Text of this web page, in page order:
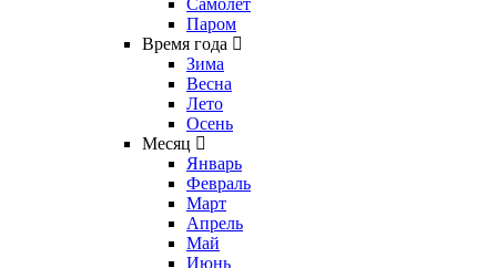
Самолёт
Паром
Время года
Зима
Весна
Лето
Осень
Месяц
Январь
Февраль
Март
Апрель
Май
Июнь